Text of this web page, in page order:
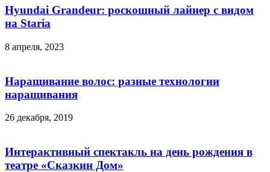
Hyundai Grandeur: роскошный лайнер с видом
на Staria
8 апреля, 2023
Наращивание волос: разные технологии
наращивания
26 декабря, 2019
Интерактивный спектакль на день рождения в
театре «Сказкин Дом»